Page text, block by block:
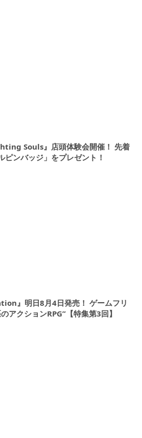
Souls』店頭体験会開催！ 先着
ピンバッジ」をプレゼント！
』明日8月4日発売！ ゲームフリ
アクションRPG”【特集第3回】